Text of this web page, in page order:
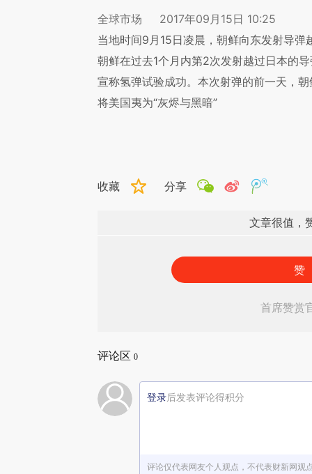
全球市场
2017年09月15日 10:25
当地时间9月15日凌晨，朝鲜向东发射导
朝鲜在过去1个月内第2次发射越过日本的
宣称氢弹试验成功。本次射弹的前一天，
将美国夷为“灰烬与黑暗”
收藏 分享
文章很值，
赞
首席赞赏
评论区 0
登录后发表评论得积分
评论仅代表网友个人观点，不代表财新网观